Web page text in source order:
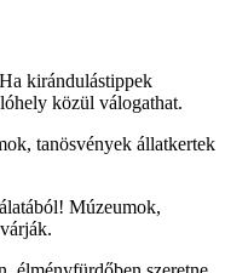
kirándulástippek
közül válogathat.
tanösvények állatkertek
Múzeumok,